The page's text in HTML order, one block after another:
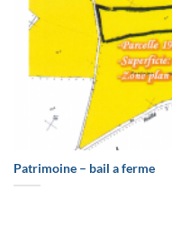
Patrimoine – bail a ferme